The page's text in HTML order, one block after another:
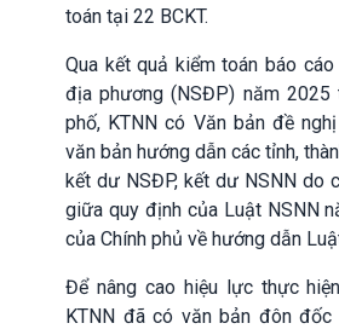
toán tại 22 BCKT.
Qua kết quả kiểm toán báo
địa phương (NSĐP) năm
phố, KTNN có Văn bản đề
văn bản hướng dẫn các tỉnh,
kết dư NSĐP, kết dư NSNN do
giữa quy định của Luật NSNN
của Chính phủ về hướng dẫn
Để nâng cao hiệu lực thực
KTNN đã có văn bản đôn đốc